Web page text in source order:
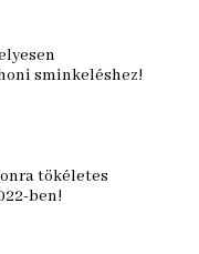
sminkeléshez!
tökéletes
ben!